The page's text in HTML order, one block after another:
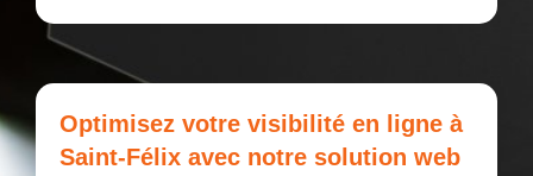
Optimisez votre visibilité en ligne à
Saint-Félix avec notre solution web